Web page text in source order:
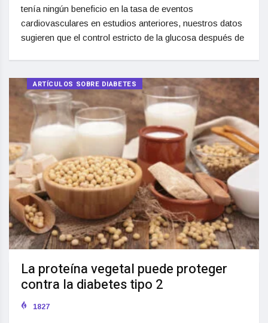
tenía ningún beneficio en la tasa de eventos
cardiovasculares en estudios anteriores, nuestros datos
sugieren que el control estricto de la glucosa después de
ARTÍCULOS SOBRE DIABETES
La proteína vegetal puede proteger
contra la diabetes tipo 2
1827